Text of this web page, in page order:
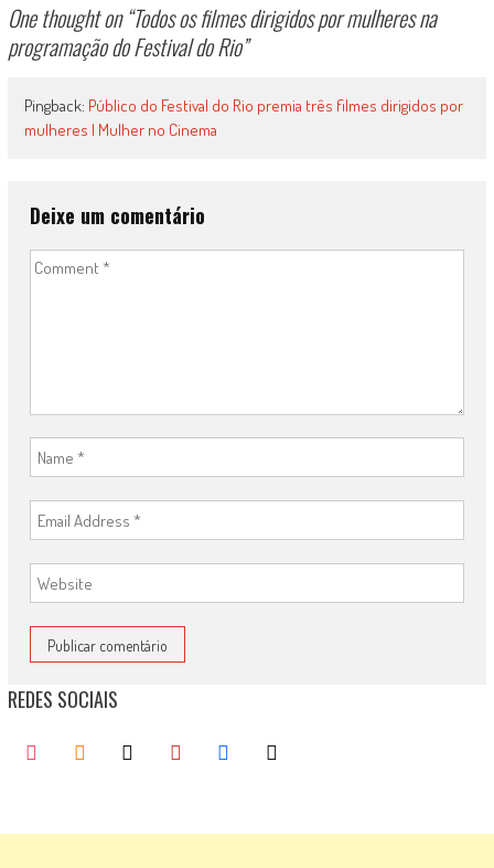
One thought on “Todos os filmes dirigidos por mulheres na
programação do Festival do Rio”
Pingback: Público do Festival do Rio premia três filmes dirigidos por
mulheres | Mulher no Cinema
Deixe um comentário
REDES SOCIAIS